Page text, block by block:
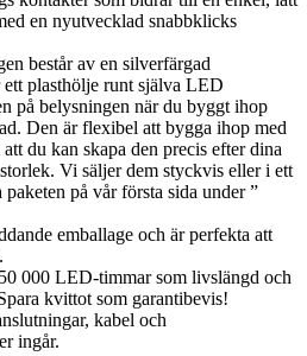
en nyutvecklad snabbklicks
består av en silverfärgad
plasthölje runt själva LED
på belysningen när du byggt ihop
Den är flexibel att bygga ihop med
du kan skapa den precis efter dina
Vi säljer dem styckvis eller i ett
på vår första sida under ”
emballage och är perfekta att
000 LED-timmar som livslängd och
kvittot som garantibevis!
kabel och
ingår.